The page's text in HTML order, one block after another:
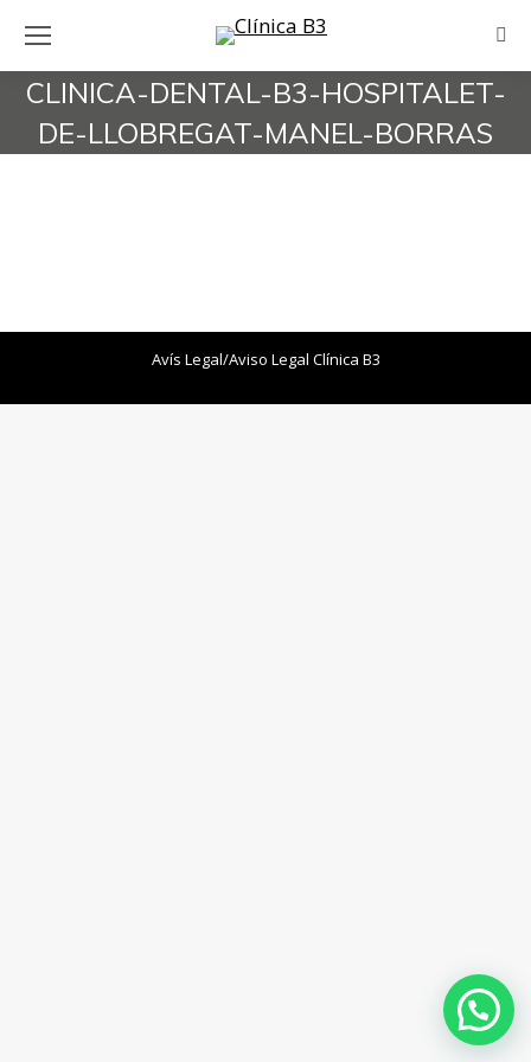
CLINICA-DENTAL-B3-HOSPITALET-
DE-LLOBREGAT-MANEL-BORRAS
Avís Legal/Aviso Legal Clínica B3